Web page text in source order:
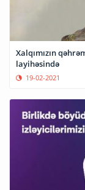
Xalqımızın
layihəsində
19-02-2021